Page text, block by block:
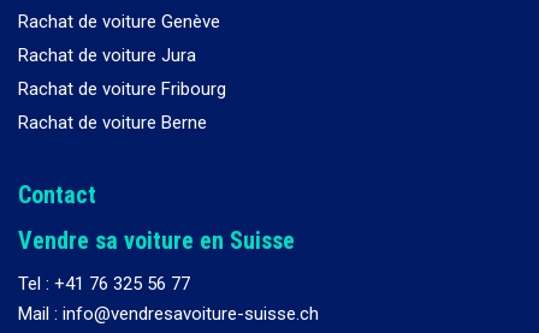
Rachat de voiture Genève
Rachat de voiture Jura
Rachat de voiture Fribourg
Rachat de voiture Berne
Contact
Vendre sa voiture en Suisse
Tel : +41 76 325 56 77
Mail : info@vendresavoiture-suisse.ch